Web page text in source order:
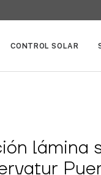
CONTROL SOLAR
lámina